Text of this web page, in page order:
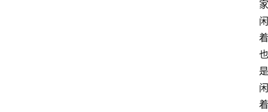
家
闲
着
也
是
闲
着